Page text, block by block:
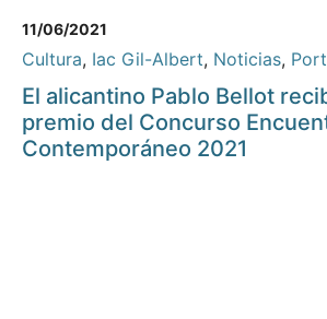
11/06/2021
Cultura, Iac Gil-Albert, Noticias,
El alicantino Pablo Bellot
premio del Concurso
Contemporáneo 2021